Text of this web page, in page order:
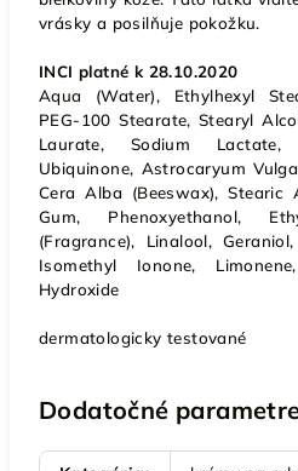
vrásky a posilňuje pokožku.
INCI platné k 28.10.2020
Aqua (Water), Ethylhexyl
PEG-100 Stearate, Stearyl
Laurate, Sodium Lactate,
Ubiquinone, Astrocaryum
Cera Alba (Beeswax), Stearic
Gum, Phenoxyethanol,
(Fragrance), Linalool,
Isomethyl Ionone,
Hydroxide
dermatologicky testované
Dodatočné